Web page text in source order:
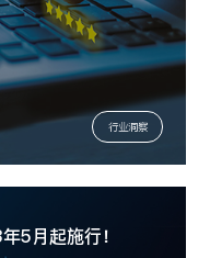
行业洞察
5月起施行！